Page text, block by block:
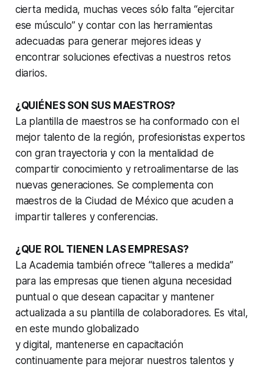
cierta medida, muchas veces sólo falta “ejercitar
ese músculo” y contar con las herramientas
adecuadas para generar mejores ideas y
encontrar soluciones efectivas a nuestros retos
diarios.
¿QUIÉNES SON SUS MAESTROS?
La plantilla de maestros se ha conformado con el
mejor talento de la región, profesionistas expertos
con gran trayectoria y con la mentalidad de
compartir conocimiento y retroalimentarse de las
nuevas generaciones. Se complementa con
maestros de la Ciudad de México que acuden a
impartir talleres y conferencias.
¿QUE ROL TIENEN LAS EMPRESAS?
La Academia también ofrece “talleres a medida”
para las empresas que tienen alguna necesidad
puntual o que desean capacitar y mantener
actualizada a su plantilla de colaboradores. Es vital,
en este mundo globalizado
y digital, mantenerse en capacitación
continuamente para mejorar nuestros talentos y